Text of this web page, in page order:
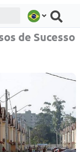
de Sucesso